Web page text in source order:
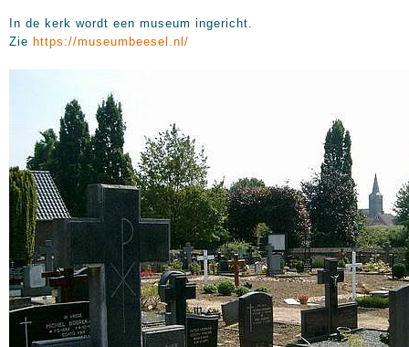
In de kerk wordt een museum ingericht.
Zie https://museumbeesel.nl/